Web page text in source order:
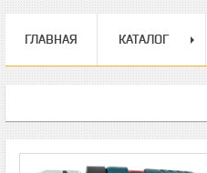
ГЛАВНАЯ КАТАЛОГ